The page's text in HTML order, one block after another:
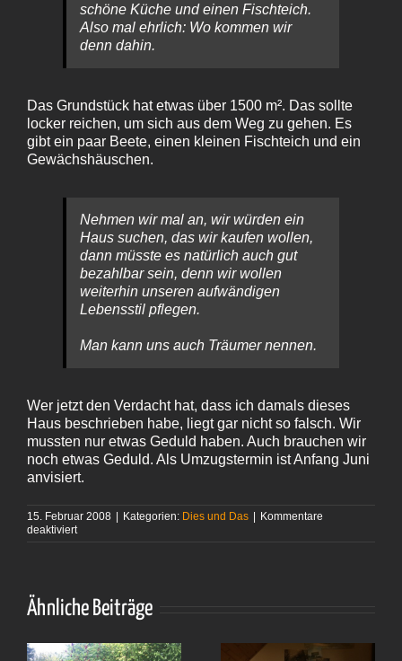
schöne Küche und einen Fischteich.
Also mal ehrlich: Wo kommen wir
denn dahin.
Das Grundstück hat etwas über 1500 m². Das sollte
locker reichen, um sich aus dem Weg zu gehen. Es
gibt ein paar Beete, einen kleinen Fischteich und ein
Gewächshäuschen.
Nehmen wir mal an, wir würden ein
Haus suchen, das wir kaufen wollen,
dann müsste es natürlich auch gut
bezahlbar sein, denn wir wollen
weiterhin unseren aufwändigen
Lebensstil pflegen.
Man kann uns auch Träumer nennen.
Wer jetzt den Verdacht hat, dass ich damals dieses
Haus beschrieben habe, liegt gar nicht so falsch. Wir
mussten nur etwas Geduld haben. Auch brauchen wir
noch etwas Geduld. Als Umzugstermin ist Anfang Juni
anvisiert.
15. Februar 2008 | Kategorien: Dies und Das | Kommentare
deaktiviertfür
Ähnliche Beiträge